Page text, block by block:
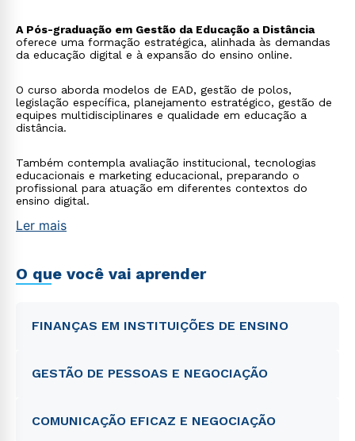
A Pós-graduação em Gestão da Educação a Distância
oferece uma formação estratégica, alinhada às demandas
da educação digital e à expansão do ensino online.
O curso aborda modelos de EAD, gestão de polos,
legislação específica, planejamento estratégico, gestão de
equipes multidisciplinares e qualidade em educação a
distância.
Também contempla avaliação institucional, tecnologias
educacionais e marketing educacional, preparando o
profissional para atuação em diferentes contextos do
ensino digital.
Ler mais
O que você vai aprender
FINANÇAS EM INSTITUIÇÕES DE ENSINO
GESTÃO DE PESSOAS E NEGOCIAÇÃO
COMUNICAÇÃO EFICAZ E NEGOCIAÇÃO